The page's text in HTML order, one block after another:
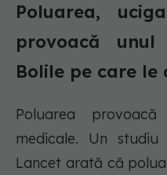
Poluarea,
provoacă unul
Bolile pe care le
Poluarea
medicale. Un
Lancet arată că